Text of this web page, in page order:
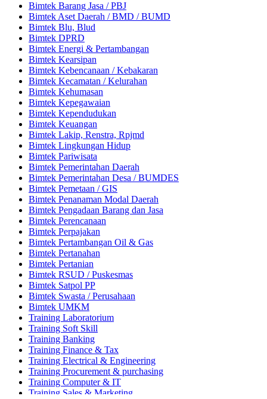
Bimtek Barang Jasa / PBJ
Bimtek Aset Daerah / BMD / BUMD
Bimtek Blu, Blud
Bimtek DPRD
Bimtek Energi & Pertambangan
Bimtek Kearsipan
Bimtek Kebencanaan / Kebakaran
Bimtek Kecamatan / Kelurahan
Bimtek Kehumasan
Bimtek Kepegawaian
Bimtek Kependudukan
Bimtek Keuangan
Bimtek Lakip, Renstra, Rpjmd
Bimtek Lingkungan Hidup
Bimtek Pariwisata
Bimtek Pemerintahan Daerah
Bimtek Pemerintahan Desa / BUMDES
Bimtek Pemetaan / GIS
Bimtek Penanaman Modal Daerah
Bimtek Pengadaan Barang dan Jasa
Bimtek Perencanaan
Bimtek Perpajakan
Bimtek Pertambangan Oil & Gas
Bimtek Pertanahan
Bimtek Pertanian
Bimtek RSUD / Puskesmas
Bimtek Satpol PP
Bimtek Swasta / Perusahaan
Bimtek UMKM
Training Laboratorium
Training Soft Skill
Training Banking
Training Finance & Tax
Training Electrical & Engineering
Training Procurement & purchasing
Training Computer & IT
Training Sales & Marketing